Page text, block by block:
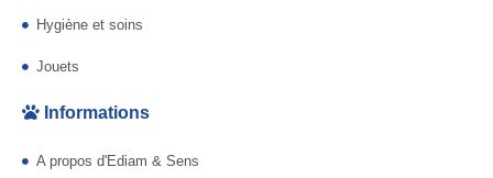
Hygiène et soins
Jouets
Informations
A propos d'Ediam & Sens